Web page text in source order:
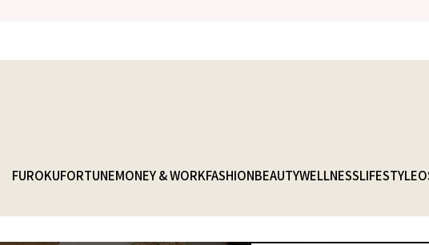
FUROKUFORTUNEMONEY & WORKFASHIONBEAUTYWELLNESSLIFESTYLE